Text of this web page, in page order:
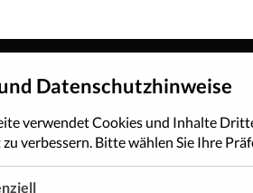
Datenschutzhinweise
verwendet Cookies und Inhalte
verbessern. Bitte wählen Sie Ihre